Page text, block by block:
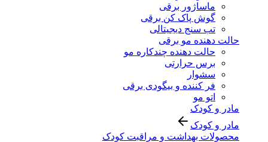
ماساژور برقی
گوش پاک کن برقی
تب سنج دیجیتالی
حالت دهنده مو برقی
حالت دهنده چندکاره مو
برس حرارتی
سشوار
فر کننده و بیگودی برقی
اتو مو
مادر و کودک
مادر و کودک
محصولات بهداشت و مراقبت کودک